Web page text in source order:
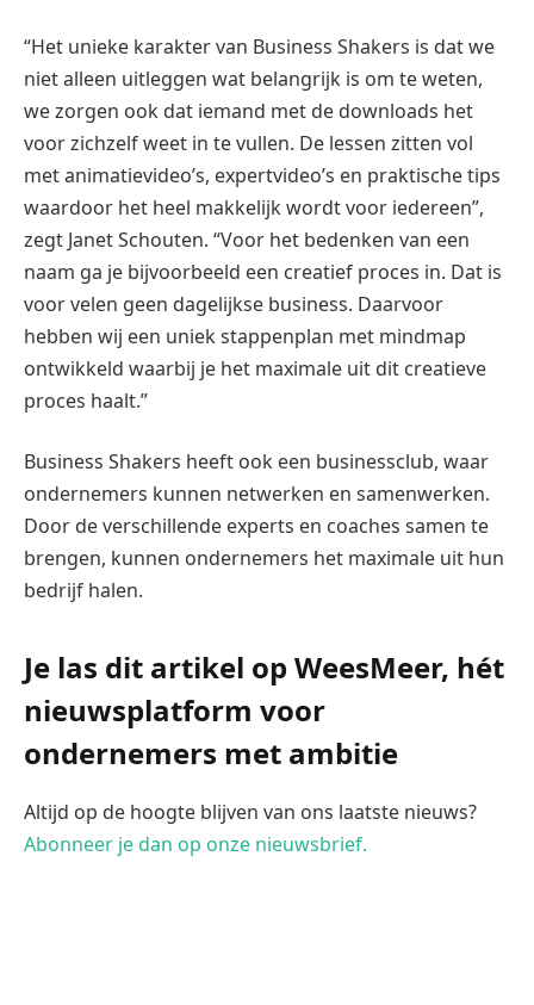
“Het unieke karakter van Business Shakers is dat we
niet alleen uitleggen wat belangrijk is om te weten,
we zorgen ook dat iemand met de downloads het
voor zichzelf weet in te vullen. De lessen zitten vol
met animatievideo’s, expertvideo’s en praktische tips
waardoor het heel makkelijk wordt voor iedereen”,
zegt Janet Schouten. “Voor het bedenken van een
naam ga je bijvoorbeeld een creatief proces in. Dat is
voor velen geen dagelijkse business. Daarvoor
hebben wij een uniek stappenplan met mindmap
ontwikkeld waarbij je het maximale uit dit creatieve
proces haalt.”
Business Shakers heeft ook een businessclub, waar
ondernemers kunnen netwerken en samenwerken.
Door de verschillende experts en coaches samen te
brengen, kunnen ondernemers het maximale uit hun
bedrijf halen.
Je las dit artikel op WeesMeer, hét
nieuwsplatform voor
ondernemers met ambitie
Altijd op de hoogte blijven van ons laatste nieuws?
Abonneer je dan op onze nieuwsbrief.